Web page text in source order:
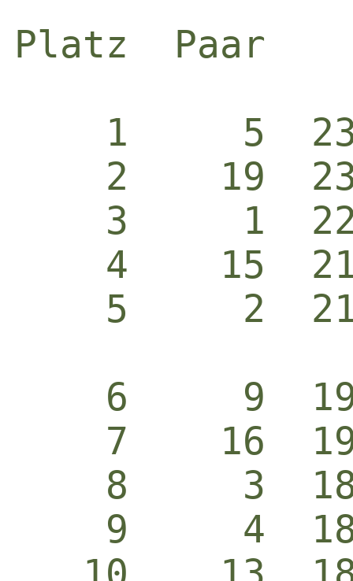
Platz  Paar
1     5
2    19
3     1
4    15
5     2
6     9
7    16
8     3
9     4